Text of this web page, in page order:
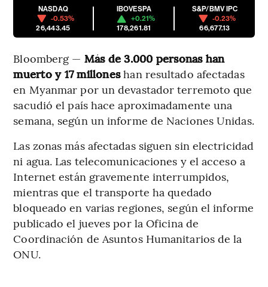
NASDAQ
-0.53%
26,443.45
IBOVESPA
+0.21%
178,261.81
S&P/BMV IPC
-0.23%
66,677.13
Bloomberg — Más de 3.000 personas han
muerto y 17 milloneshan resultado afectadas
en Myanmar por un devastador terremoto que
sacudió el país hace aproximadamente una
semana, según un informe de Naciones Unidas.
Las zonas más afectadas siguen sin electricidad
ni agua. Las telecomunicaciones y el acceso a
Internet están gravemente interrumpidos,
mientras que el transporte ha quedado
bloqueado en varias regiones, según el informe
publicado el jueves por la Oficina de
Coordinación de Asuntos Humanitarios de la
ONU.